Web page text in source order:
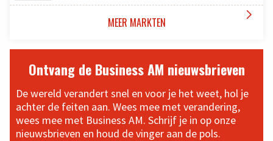
MEER MARKTEN 
Ontvang de Business AM nieuwsbrieven
De wereld verandert snel en voor je het weet, hol je
achter de feiten aan. Wees mee met verandering,
wees mee met Business AM. Schrijf je in op onze
nieuwsbrieven en houd de vinger aan de pols.